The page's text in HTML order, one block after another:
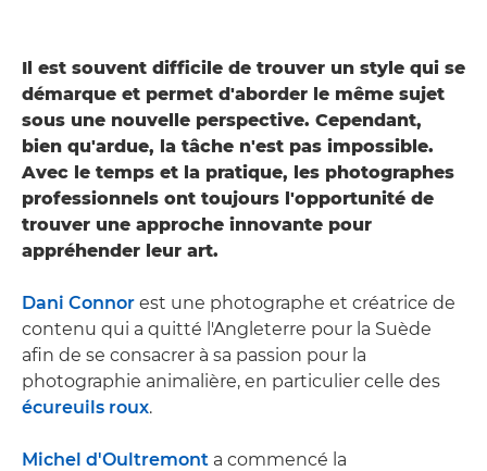
Il est souvent difficile de trouver un style qui se
démarque et permet d'aborder le même sujet
sous une nouvelle perspective. Cependant,
bien qu'ardue, la tâche n'est pas impossible.
Avec le temps et la pratique, les photographes
professionnels ont toujours l'opportunité de
trouver une approche innovante pour
appréhender leur art.
Dani Connor est une photographe et créatrice de
contenu qui a quitté l'Angleterre pour la Suède
afin de se consacrer à sa passion pour la
photographie animalière, en particulier celle des
écureuils roux.
Michel d'Oultremont a commencé la